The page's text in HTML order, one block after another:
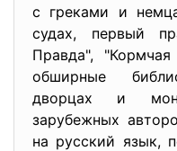
с греками и
судах, первый
Правда",
обширные
дворцах и
зарубежных
на русский язык,